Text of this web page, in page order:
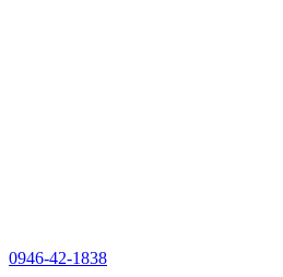
0946-42-1838